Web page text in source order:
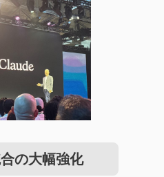
の大幅強化